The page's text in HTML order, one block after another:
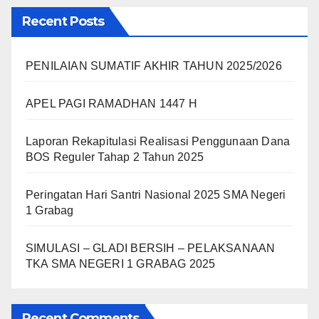
Recent Posts
PENILAIAN SUMATIF AKHIR TAHUN 2025/2026
APEL PAGI RAMADHAN 1447 H
Laporan Rekapitulasi Realisasi Penggunaan Dana
BOS Reguler Tahap 2 Tahun 2025
Peringatan Hari Santri Nasional 2025 SMA Negeri
1 Grabag
SIMULASI – GLADI BERSIH – PELAKSANAAN
TKA SMA NEGERI 1 GRABAG 2025